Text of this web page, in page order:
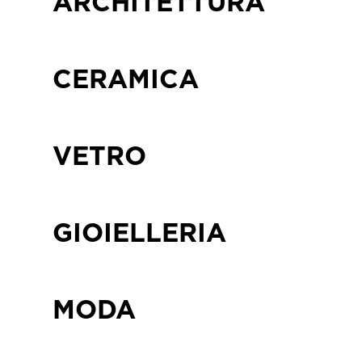
CERAMICA
VETRO
GIOIELLERIA
MODA